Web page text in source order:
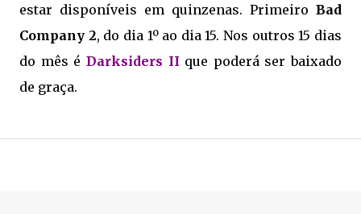
estar disponíveis em quinzenas. Primeiro Bad
Company 2, do dia 1º ao dia 15. Nos outros 15 dias
do mês é Darksiders II que poderá ser baixado
de graça.